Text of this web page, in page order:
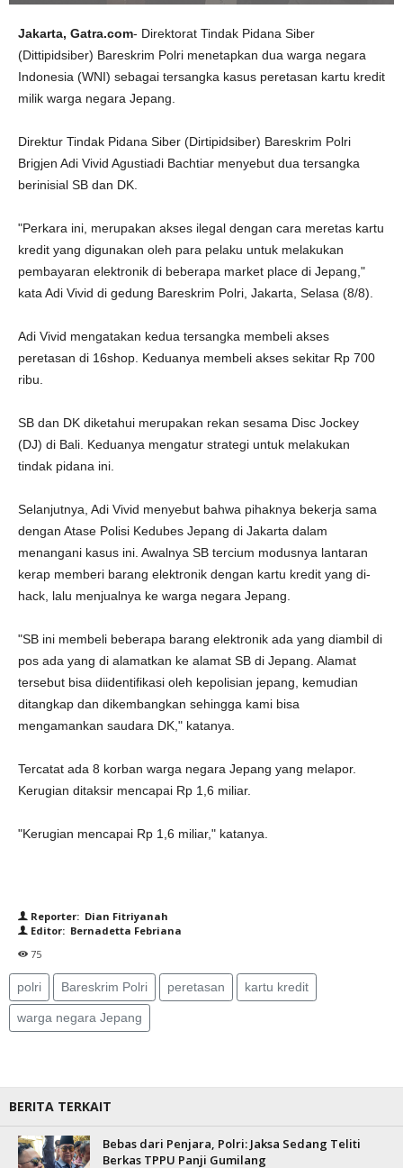
Jakarta, Gatra.com- Direktorat Tindak Pidana Siber
(Dittipidsiber) Bareskrim Polri menetapkan dua warga negara
Indonesia (WNI) sebagai tersangka kasus peretasan kartu kredit
milik warga negara Jepang.
Direktur Tindak Pidana Siber (Dirtipidsiber) Bareskrim Polri
Brigjen Adi Vivid Agustiadi Bachtiar menyebut dua tersangka
berinisial SB dan DK.
"Perkara ini, merupakan akses ilegal dengan cara meretas kartu
kredit yang digunakan oleh para pelaku untuk melakukan
pembayaran elektronik di beberapa market place di Jepang,"
kata Adi Vivid di gedung Bareskrim Polri, Jakarta, Selasa (8/8).
Adi Vivid mengatakan kedua tersangka membeli akses
peretasan di 16shop. Keduanya membeli akses sekitar Rp 700
ribu.
SB dan DK diketahui merupakan rekan sesama Disc Jockey
(DJ) di Bali. Keduanya mengatur strategi untuk melakukan
tindak pidana ini.
Selanjutnya, Adi Vivid menyebut bahwa pihaknya bekerja sama
dengan Atase Polisi Kedubes Jepang di Jakarta dalam
menangani kasus ini. Awalnya SB tercium modusnya lantaran
kerap memberi barang elektronik dengan kartu kredit yang di-
hack, lalu menjualnya ke warga negara Jepang.
"SB ini membeli beberapa barang elektronik ada yang diambil di
pos ada yang di alamatkan ke alamat SB di Jepang. Alamat
tersebut bisa diidentifikasi oleh kepolisian jepang, kemudian
ditangkap dan dikembangkan sehingga kami bisa
mengamankan saudara DK," katanya.
Tercatat ada 8 korban warga negara Jepang yang melapor.
Kerugian ditaksir mencapai Rp 1,6 miliar.
"Kerugian mencapai Rp 1,6 miliar," katanya.
Reporter: Dian Fitriyanah
Editor: Bernadetta Febriana
75
polri Bareskrim Polri peretasan kartu kredit
warga negara Jepang
BERITA TERKAIT
Bebas dari Penjara, Polri: Jaksa Sedang Teliti
Berkas TPPU Panji Gumilang